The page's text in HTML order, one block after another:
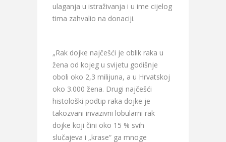
ulaganja u istraživanja i u ime cijelog
tima zahvalio na donaciji.
„Rak dojke najčešći je oblik raka u
žena od kojeg u svijetu godišnje
oboli oko 2,3 milijuna, a u Hrvatskoj
oko 3.000 žena. Drugi najčešći
histološki podtip raka dojke je
takozvani invazivni lobularni rak
dojke koji čini oko 15 % svih
slučajeva i „krase“ ga mnoge